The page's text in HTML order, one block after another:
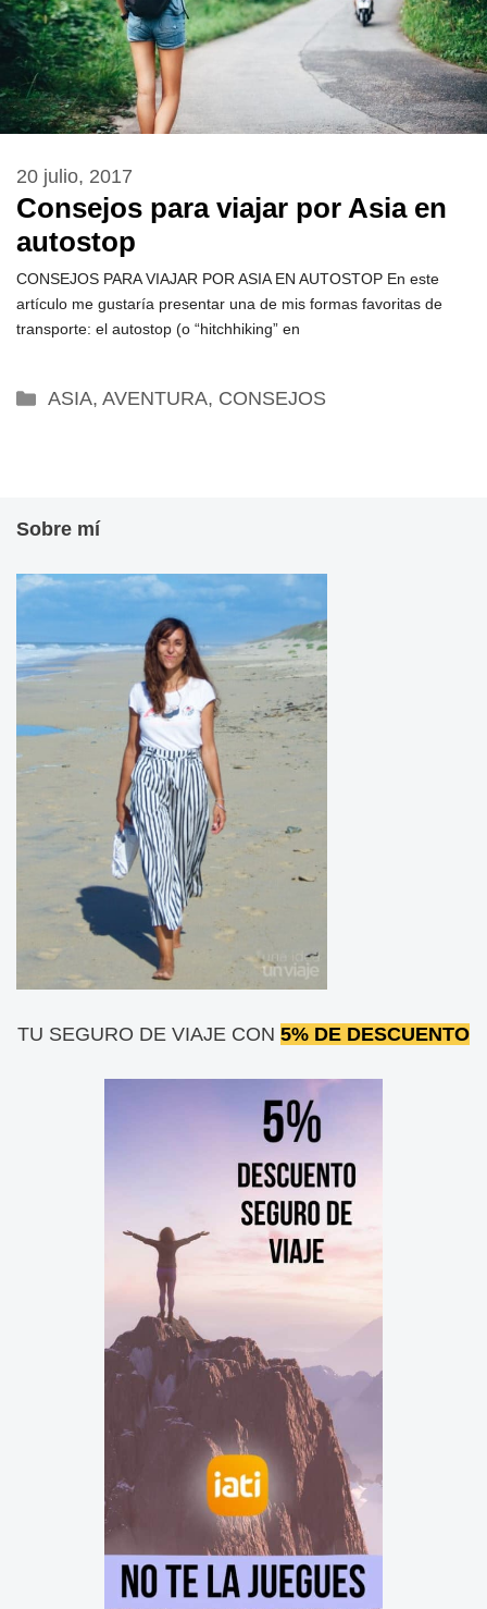
Consejos para viajar por Asia en
autostop
20 julio, 2017
CONSEJOS PARA VIAJAR POR ASIA EN AUTOSTOP En este
artículo me gustaría presentar una de mis formas favoritas de
transporte: el autostop (o “hitchhiking” en
Categorías
ASIA, AVENTURA, CONSEJOS
Sobre mí
TU SEGURO DE VIAJE CON 5% DE DESCUENTO